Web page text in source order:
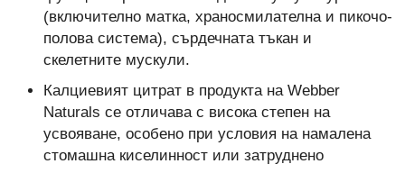
(включително матка, храносмилателна и пикочо-
полова система), сърдечната тъкан и
скелетните мускули.
Калциевият цитрат в продукта на Webber
Naturals се отличава с висока степен на
усвояване, особено при условия на намалена
стомашна киселинност или затруднено